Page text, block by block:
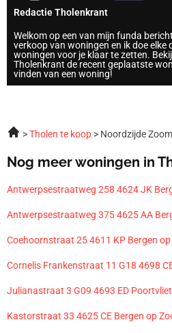
Redactie Tholenkrant
Welkom op een van mijn funda
verkoop van woningen en ik doe elke
woningen voor je klaar te zetten.
Tholenkrant de recent geplaatste
vinden van een woning!
Tholen te koop Noordzijde
Nog meer woningen in
Antwerpsestraatweg 258 4624 JK
Antwerpsestraatweg 375 4625 AA
Coehoornstraat 25 4611 KP Bergen
Cornelis Frankenstraat 11 G18 4698
Julianastraat 3 G09 4693 ED Poortvliet
Kastorstraat 33 4625 CE Bergen op